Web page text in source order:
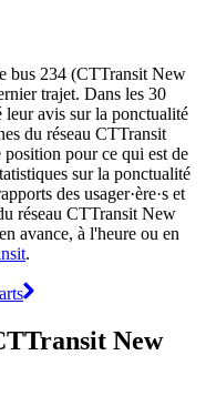
bus 234 (CTTransit New
trajet. Dans les 30
leur avis sur la ponctualité
du réseau CTTransit
pour ce qui est de
sur la ponctualité
des usager·ère·s et
réseau CTTransit New
avance, à l'heure ou en
.
New